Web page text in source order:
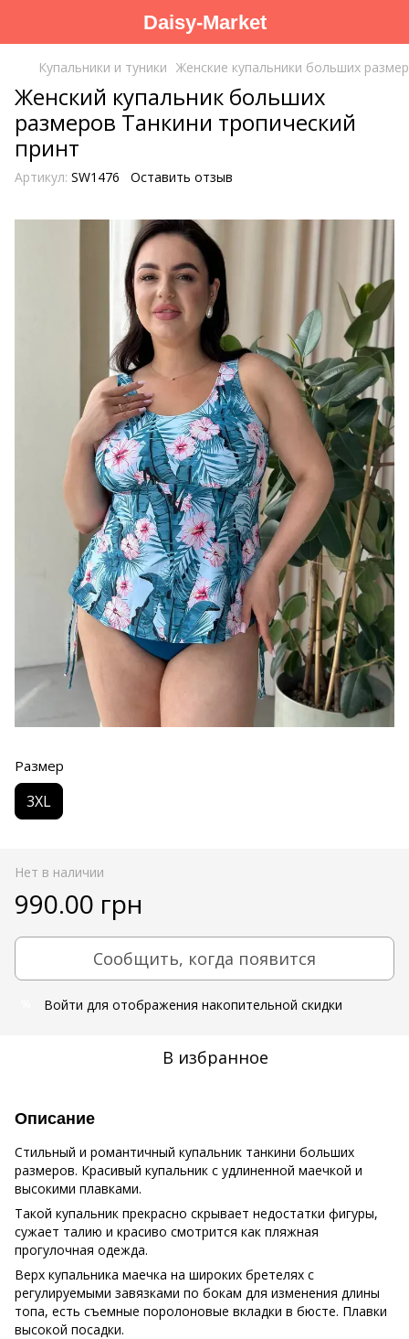
Daisy-Market
Купальники и туники Женские купальники больших
Женский купальник больших
размеров Танкини тропический
принт
Артикул: SW1476 Оставить отзыв
Размер
3XL
Нет в наличии
990.00 грн
Сообщить, когда появится
Войти для отображения накопительной скидки
В избранное
Описание
Стильный и романтичный купальник танкини больших
размеров. Красивый купальник с удлиненной маечкой и
высокими плавками.
Такой купальник прекрасно скрывает недостатки фигуры,
сужает талию и красиво смотрится как пляжная
прогулочная одежда.
Верх купальника маечка на широких бретелях с
регулируемыми завязками по бокам для изменения длины
топа, есть съемные поролоновые вкладки в бюсте. Плавки
высокой посадки.